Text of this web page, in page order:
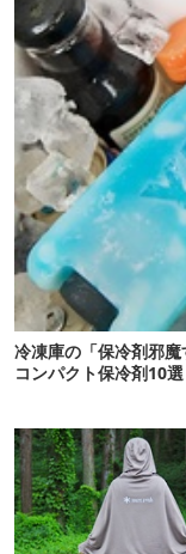
冷凍庫の「保冷剤邪
コンパクト保冷剤10選